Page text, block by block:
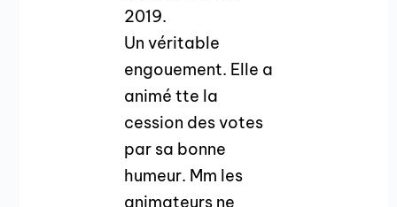
2019.
Un véritable
engouement. Elle a
animé tte la
cession des votes
par sa bonne
humeur. Mm les
animateurs ne